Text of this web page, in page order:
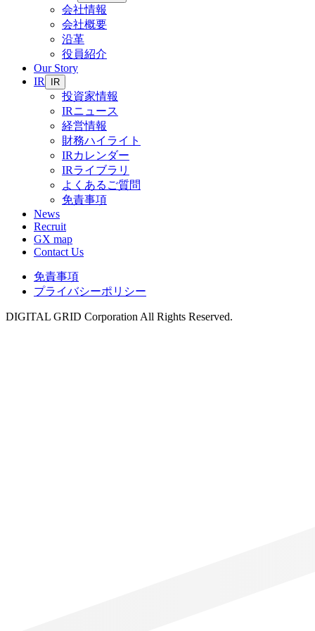
会社情報
会社概要
沿革
役員紹介
Our Story
IR
IR
投資家情報
IRニュース
経営情報
財務ハイライト
IRカレンダー
IRライブラリ
よくあるご質問
免責事項
News
Recruit
GX map
Contact Us
免責事項
プライバシーポリシー
DIGITAL GRID Corporation All Rights Reserved.